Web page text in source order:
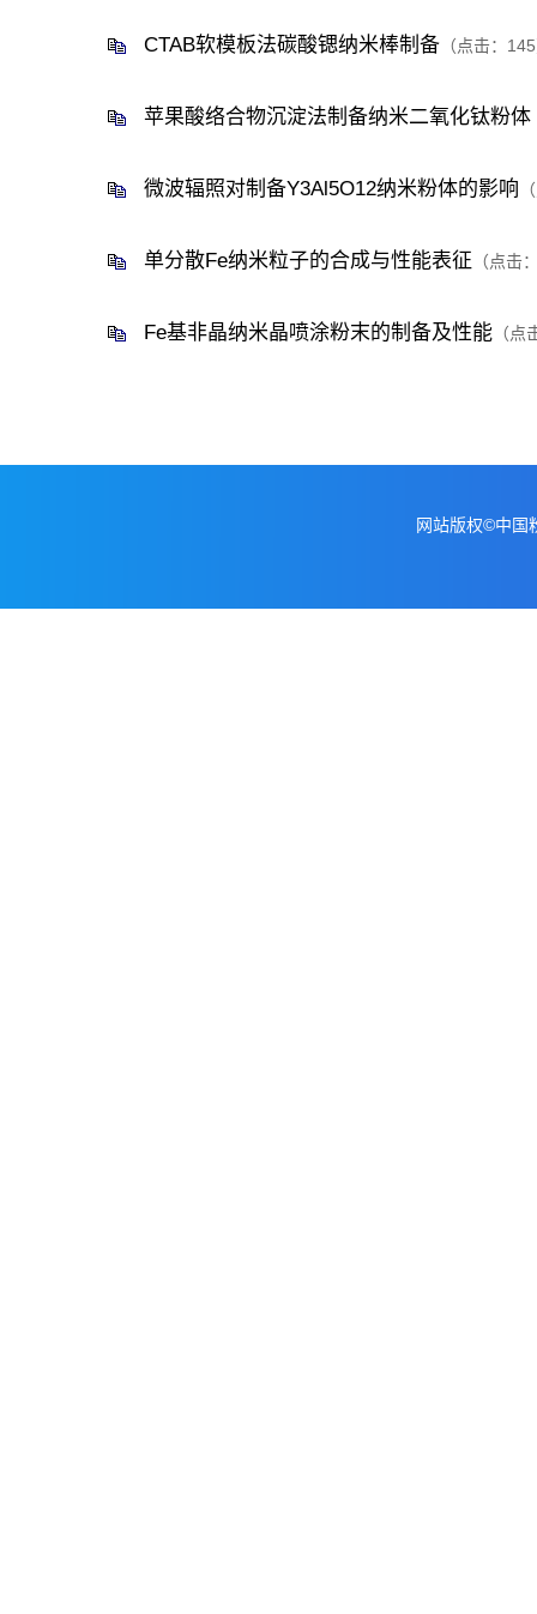
CTAB软模板法碳酸锶纳米棒制备 （点击： 145
苹果酸络合物沉淀法制备纳米二氧化钛粉体
微波辐照对制备Y3Al5O12纳米粉体的影响
单分散Fe纳米粒子的合成与性能表征 （点击
Fe基非晶纳米晶喷涂粉末的制备及性能 （点
网站版权©中国